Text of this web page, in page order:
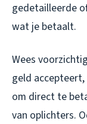
gedetailleerde
wat je betaalt.
Wees
geld
om direct te
van oplichters.